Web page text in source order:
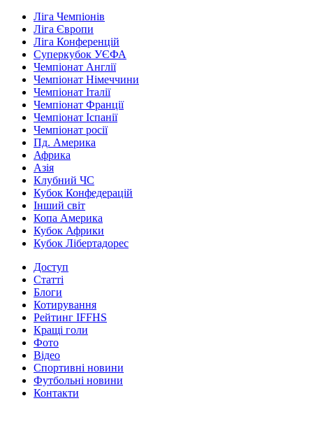
Ліга Чемпіонів
Ліга Європи
Ліга Конференцій
Суперкубок УЄФА
Чемпіонат Англії
Чемпіонат Німеччини
Чемпіонат Італії
Чемпіонат Франції
Чемпіонат Іспанії
Чемпіонат росії
Пд. Америка
Африка
Азія
Клубний ЧС
Кубок Конфедерацій
Інший світ
Копа Америка
Кубок Африки
Кубок Лібертадорес
Доступ
Статті
Блоги
Котирування
Рейтинг IFFHS
Кращі голи
Фото
Відео
Спортивні новини
Футбольні новини
Контакти